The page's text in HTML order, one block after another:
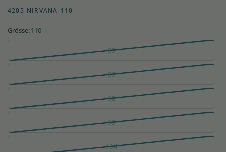
4205-NIRVANA-110
Grösse:110
80
86
92
98
104